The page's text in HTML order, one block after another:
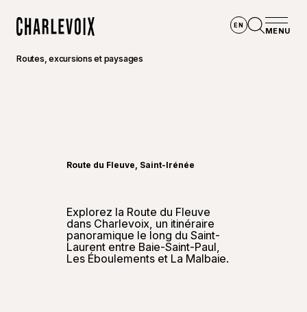
EN
MENU
Routes, excursions et paysages
Explorez la Route du Fleuve
dans Charlevoix, un itinéraire
panoramique le long du Saint-
Laurent entre Baie-Saint-Paul,
Les Éboulements et La Malbaie.
Route du Fleuve, Saint-Irénée